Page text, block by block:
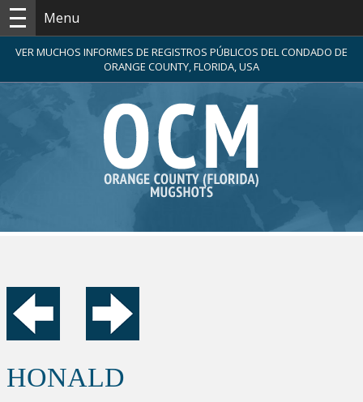
Menu
VER MUCHOS INFORMES DE REGISTROS PÚBLICOS DEL CONDADO DE
ORANGE COUNTY, FLORIDA, USA
HONALD